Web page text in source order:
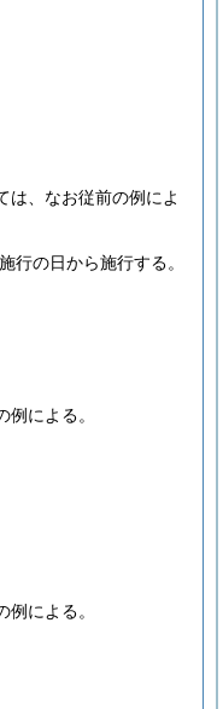
は、なお従前の例によ
行の日から施行する。
による。
による。